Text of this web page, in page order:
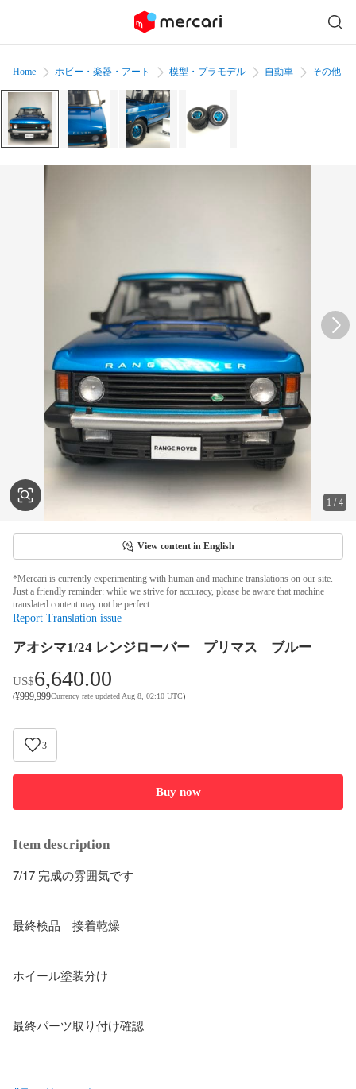
Home ホビー・楽器・アート 模型・プラモデル 自動車 その他
1 /4
View content in English
*Mercari is currently experimenting with human and machine translations on our site.
Just a friendly reminder: while we strive for accuracy, please be aware that machine
translated content may not be perfect.
Report Translation issue
アオシマ1/24 レンジローバー プリマス ブルー
US$6,640.00
(¥999,999Currency rate updated Aug 8, 02:10 UTC)
3
Buy now
Item description
7/17 完成の雰囲気です
最終検品　接着乾燥
ホイール塗装分け
最終パーツ取り付け確認